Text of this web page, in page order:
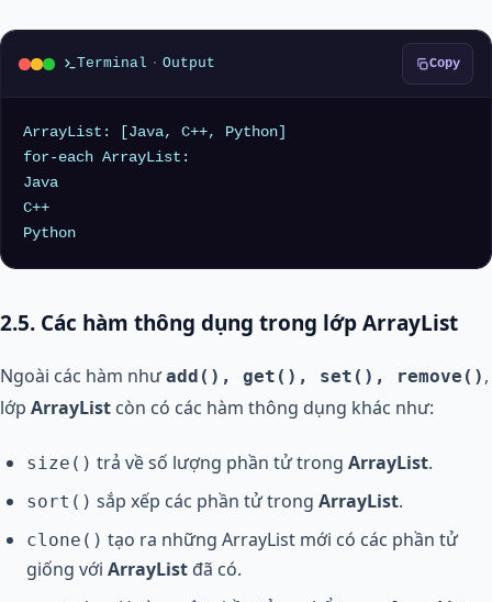
Terminal · Output Copy
ArrayList: [Java, C++, Python]
for-each ArrayList:
Java
C++
2.5. Các hàm thông dụng trong lớp ArrayList
Ngoài các hàm nhưadd(), get(), set(), remove() ,
lớp ArrayList còn có các hàm thông dụng khác như:
size() trả về số lượng phần tử trong ArrayList.
sort() sắp xếp các phần tử trong ArrayList.
clone() tạo ra những ArrayList mới có các phần tử
giống với ArrayList đã có.